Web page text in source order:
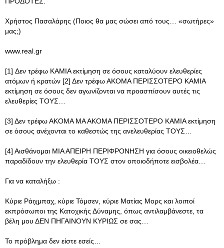
Χρήστος Πασαλάρης (Ποιος θα μας σώσει από τους… «σωτήρες»
μας;)
www.real.gr
[1] Δεν τρέφω ΚΑΜΙΑ εκτίμηση σε όσους καταλύουν ελευθερίες
ατόμων ή κρατών [2] Δεν τρέφω ΑΚΟΜΑ ΠΕΡΙΣΣΟΤΕΡΟ ΚΑΜΙΑ
εκτίμηση σε όσους δεν αγωνίζονται να προασπίσουν αυτές τις
ελευθερίες ΤΟΥΣ…
[3] Δεν τρέφω ΑΚΟΜΑ ΜΑ ΑΚΟΜΑ ΠΕΡΙΣΣΟΤΕΡΟ ΚΑΜΙΑ εκτίμηση
σε όσους ανέχονται το καθεστώς της ανελευθερίας ΤΟΥΣ…
[4] Αισθάνομαι ΜΙΑ ΑΠΕΙΡΗ ΠΕΡΙΦΡΟΝΗΣΗ για όσους οικειοθελώς
παραδίδουν την ελευθερία ΤΟΥΣ στον οποιοδήποτε εισβολέα…
Για να καταλήξω :
Κύριε Ράιχμπαχ, κύριε Τόμσεν, κύριε Ματίας Μορς και λοιποί
εκπρόσωποι της Κατοχικής Δύναμης, όπως αντιλαμβάνεστε, τα
βέλη μου ΔΕΝ ΠΗΓΑΙΝΟΥΝ ΚΥΡΙΩΣ σε σας…
Το πρόβλημα δεν είστε εσείς…